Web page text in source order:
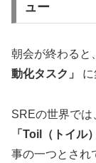
ュー
朝会が終わると
動化タスク」
SREの世界では
「Toil（トイル
事の一つとされ